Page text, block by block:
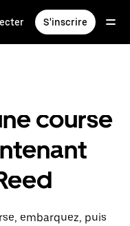
S'inscrire
course
embarquez, puis